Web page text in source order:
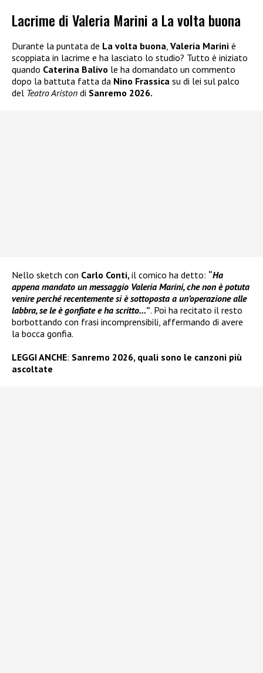
Lacrime di Valeria Marini a La volta buona
Durante la puntata de La volta buona Valeria Marini è
scoppiata in lacrime e ha lasciato lo studio? Tutto è iniziato
quando Caterina Balivo le ha domandato un commento
dopo la battuta fatta da Nino Frassica su di lei sul palco
del Teatro Ariston di Sanremo 2026.
Nello sketch con Carlo Conti, il comico ha detto: “Ha
appena mandato un messaggio Valeria Marini, che non è potuta
venire perché recentemente si è sottoposta a un’operazione alle
labbra, se le è gonfiate e ha scritto…”. Poi ha recitato il resto
borbottando con frasi incomprensibili, affermando di avere
la bocca gonfia.
LEGGI ANCHE: Sanremo 2026, quali sono le canzoni più
ascoltate